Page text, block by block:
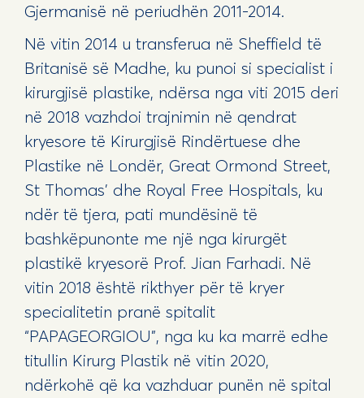
Gjermanisë në periudhën 2011-2014.
Në vitin 2014 u transferua në Sheffield të
Britanisë së Madhe, ku punoi si specialist i
kirurgjisë plastike, ndërsa nga viti 2015 deri
në 2018 vazhdoi trajnimin në qendrat
kryesore të Kirurgjisë Rindërtuese dhe
Plastike në Londër, Great Ormond Street,
St Thomas' dhe Royal Free Hospitals, ku
ndër të tjera, pati mundësinë të
bashkëpunonte me një nga kirurgët
plastikë kryesorë Prof. Jian Farhadi. Në
vitin 2018 është rikthyer për të kryer
specialitetin pranë spitalit
“PAPAGEORGIOU”, nga ku ka marrë edhe
titullin Kirurg Plastik në vitin 2020,
ndërkohë që ka vazhduar punën në spital